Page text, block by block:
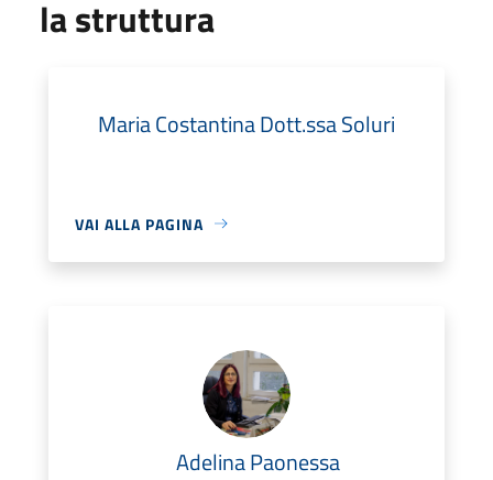
la struttura
Maria Costantina Dott.ssa Soluri
VAI ALLA PAGINA
Adelina Paonessa